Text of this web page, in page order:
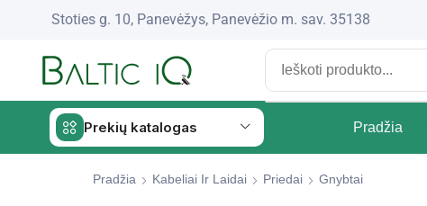
Stoties g. 10, Panevėžys, Panevėžio m. sav. 35138
Prekių katalogas Pradžia
Pradžia Kabeliai Ir Laidai Priedai Gnybtai